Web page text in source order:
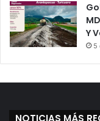
Y
5
NOTICIAS MÁS